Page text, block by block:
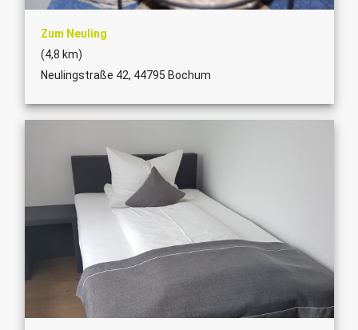
Zum Neuling
(4,8 km)
Neulingstraße 42, 44795 Bochum